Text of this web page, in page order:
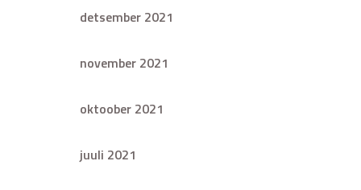
detsember 2021
november 2021
oktoober 2021
juuli 2021